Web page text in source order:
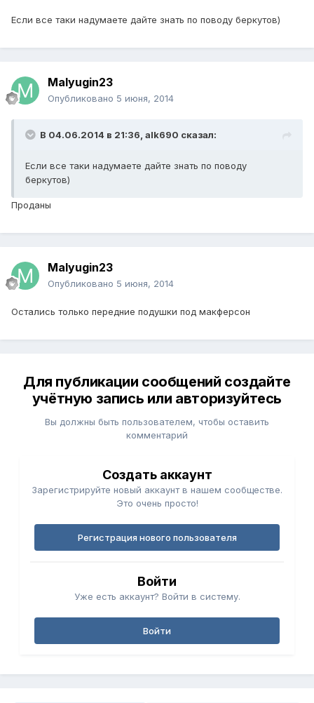
Если все таки надумаете дайте знать по поводу беркутов)
Malyugin23
Опубликовано 5 июня, 2014
В 04.06.2014 в 21:36, alk690 сказал:
Если все таки надумаете дайте знать по поводу
беркутов)
Проданы
Malyugin23
Опубликовано 5 июня, 2014
Остались только передние подушки под макферсон
Для публикации сообщений создайте
учётную запись или авторизуйтесь
Вы должны быть пользователем, чтобы оставить
комментарий
Создать аккаунт
Зарегистрируйте новый аккаунт в нашем сообществе.
Это очень просто!
Регистрация нового пользователя
Войти
Уже есть аккаунт? Войти в систему.
Войти